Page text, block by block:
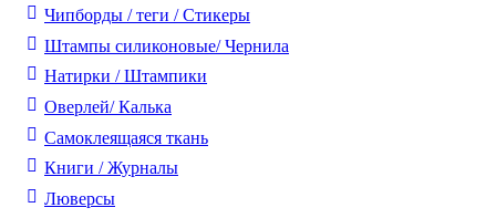
Чипборды / теги / Стикеры
Штампы силиконовые/ Чернила
Натирки / Штампики
Оверлей/ Калька
Самоклеящаяся ткань
Книги / Журналы
Люверсы